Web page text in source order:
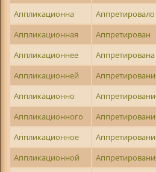
Аппликационна
Аппретировало
Аппликационная
Аппретирован
Аппликационнее
Аппретирована
Аппликационней
Аппликационно
Аппликационного
Аппликационное
Аппликационной